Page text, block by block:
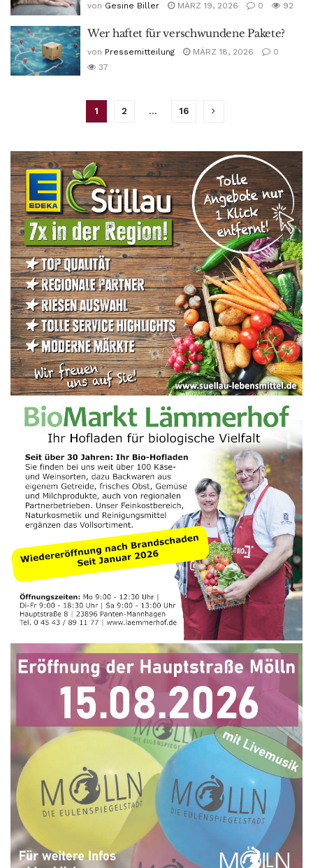
von Gesine Biller MÄRZ 19, 2026 0 92
Wer haftet für verschwundene Pakete?
von Pressemitteilung MÄRZ 18, 2026
0
37
1 2 … 16